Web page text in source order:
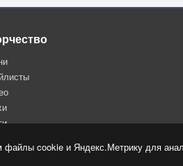
cookie и Яндекс.Метрику для